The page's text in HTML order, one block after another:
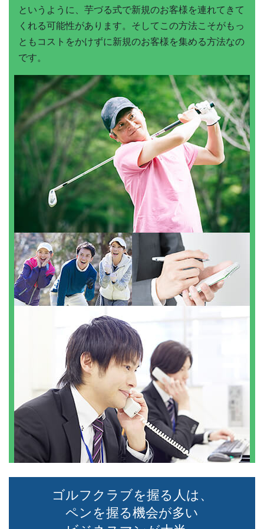
というように、芋づる式で新規のお客様を連れてきて
くれる可能性があります。そしてこの方法こそがもっ
ともコストをかけずに新規のお客様を集める方法なの
です。
ゴルフクラブを握る人は、
ペンを握る機会が多い